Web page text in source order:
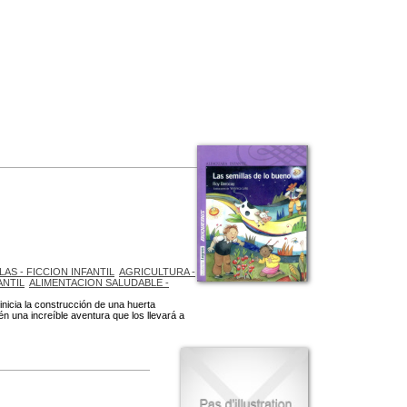
- FICCION INFANTIL
AGRICULTURA -
ALIMENTACION SALUDABLE -
la construcción de una huerta
una increíble aventura que los llevará a